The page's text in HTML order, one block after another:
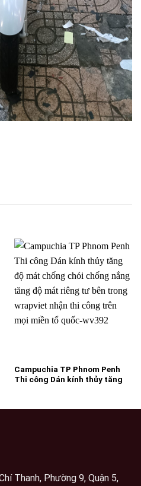
Campuchia TP Phnom Penh
Thi công Dán kính thủy tăng
trong wrapviet nhận thi công
Thanh, Phường 9, Quận 5,